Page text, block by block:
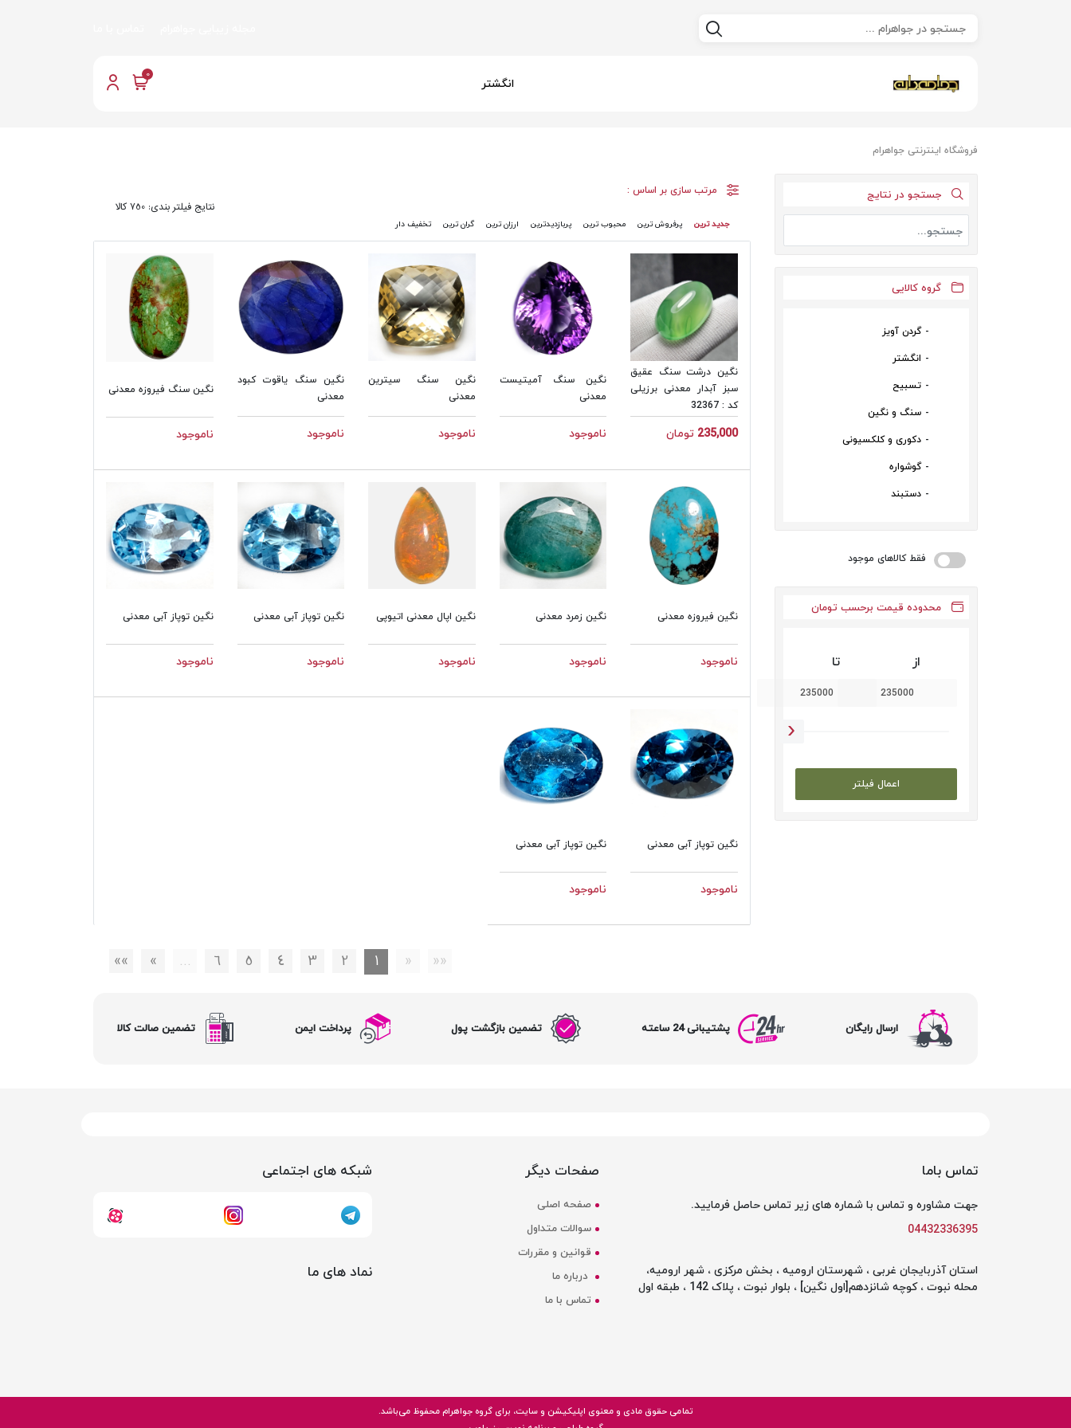
انگشتر 0
فروشگاه اینترنتی جواهرام
جستجو در نتایج
گروه کالایی
گردن آویز
انگشتر
تسبیح
سنگ و نگین
دکوری و کلکسیونی
گوشواره
دستبند
فقط کالاهای موجود
محدوده قیمت برحسب تومان
از تا
اعمال فیلتر
مرتب سازی بر اساس :
جدید ترین پرفروش ترین محبوب ترین پربازدیدترین ارزان ترین گران ترین تخفیف دار
نتایج فیلتر بندی: 750 کالا
نگین درشت سنگ عقیق
سبز آبدار معدنی برزیلی
کد : 32367
235,000 تومان
نگین سنگ آمیتیست
معدنی
ناموجود
نگین سنگ سیترین
معدنی
ناموجود
نگین سنگ یاقوت کبود
معدنی
ناموجود
نگین سنگ فیروزه معدنی
ناموجود
نگین فیروزه معدنی
ناموجود
نگین زمرد معدنی
ناموجود
نگین اپال معدنی اتیوپی
ناموجود
نگین توپاز آبی معدنی
ناموجود
نگین توپاز آبی معدنی
ناموجود
نگین توپاز آبی معدنی
ناموجود
نگین توپاز آبی معدنی
ناموجود
««
«
1
2
3
4
5
6
…
»
»»
ارسال رایگان پشتیبانی 24 ساعته تضمین بازگشت پول پرداخت ایمن تضمین صالت کالا
تماس باما
جهت مشاوره و تماس با شماره های زیر تماس حاصل فرمایید.
04432336395
استان آذربایجان غربی ، شهرستان ارومیه ، بخش مرکزی ، شهر ارومیه،
محله نبوت ، کوچه شانزدهم[اول نگین] ، بلوار نبوت ، پلاک 142 ، طبقه اول
صفحات دیگر
صفحه اصلی
سوالات متداول
قوانین و مقررات
درباره ما
تماس با ما
شبکه های اجتماعی
نماد های ما
تمامی حقوق مادی و معنوی اپلیکیشن و سایت، برای گروهجواهراممحفوظ می‌باشد.